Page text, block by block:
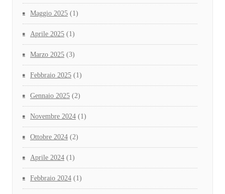
Maggio 2025 (1)
Aprile 2025 (1)
Marzo 2025 (3)
Febbraio 2025 (1)
Gennaio 2025 (2)
Novembre 2024 (1)
Ottobre 2024 (2)
Aprile 2024 (1)
Febbraio 2024 (1)